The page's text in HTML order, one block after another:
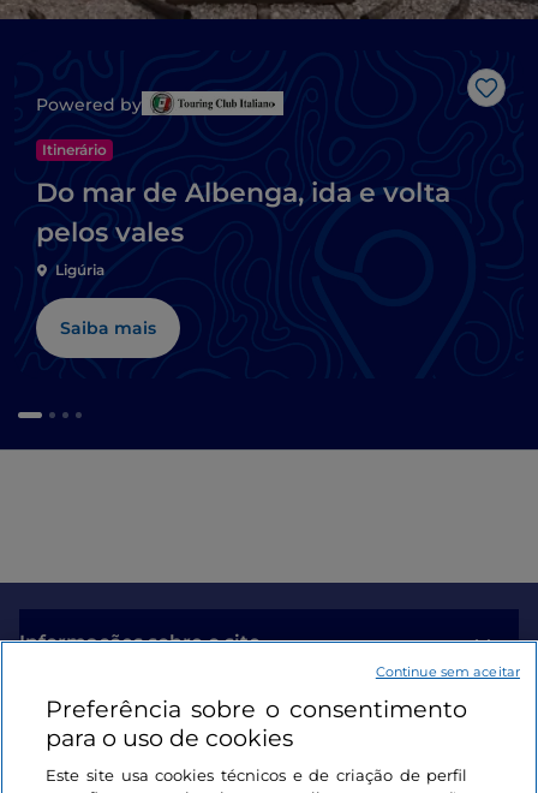
Powered by
Itinerário
Do mar de Albenga, ida e volta
pelos vales
Ligúria
Saiba mais
Informações sobre o site
Ligações úteis
Iniciar sessão
Preferência sobre o consentimento
para o uso de cookies
Este site usa cookies técnicos e de criação de perfil
Continue sem aceitar